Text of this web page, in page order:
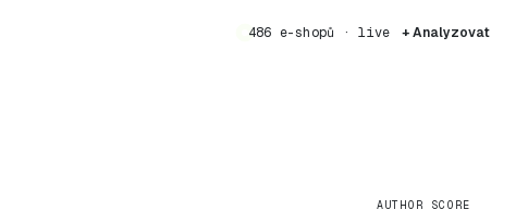
486 e-shopů · live + Analyzovat
AUTHOR SCORE